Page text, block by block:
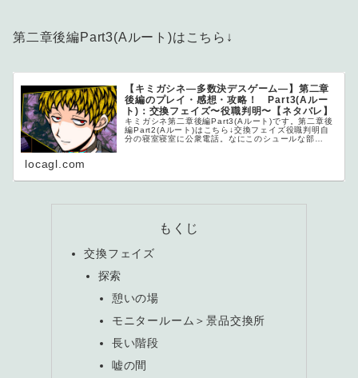
第二章後編Part3(Aルート)はこちら↓
【キミガシネ―多数決デスゲーム―】第二章
後編のプレイ・感想・攻略！ Part3(Aルー
ト)：交換フェイズ〜役職判明〜【ネタバレ】
キミガシネ第二章後編Part3(Aルート)です。第二章後
編Part2(Aルート)はこちら↓交換フェイズ役職判明自
分の寝室寝室に公衆電話。なにこのシュールな部
locagl.com
もくじ
交換フェイズ
探索
憩いの場
モニタールーム＞景品交換所
長い階段
嘘の間